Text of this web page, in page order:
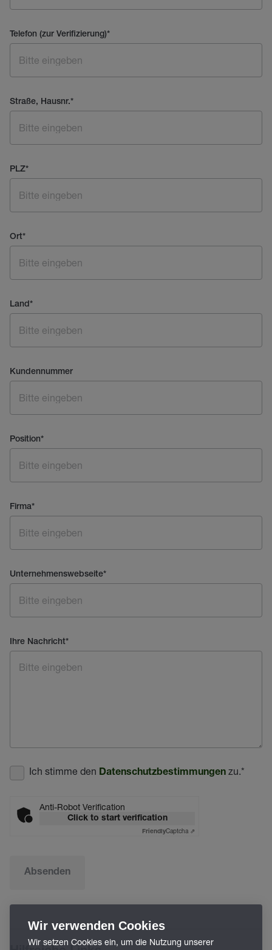
Telefon (zur Verifizierung)*
Straße, Hausnr.*
PLZ*
Ort*
Land*
Kundennummer
Position*
Firma*
Unternehmenswebseite*
Ihre Nachricht*
Ich stimme den Datenschutzbestimmungen zu.*
Anti-Robot Verification
Click to start verification
FriendlyCaptcha ⇗
Absenden
Wir verwenden Cookies
Wir setzen Cookies ein, um die Nutzung unserer